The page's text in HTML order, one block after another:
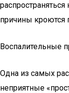
причины
Воспалительные
Одна из самых
неприятные